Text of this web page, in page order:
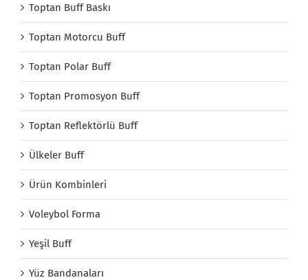
Toptan Buff Baskı
Toptan Motorcu Buff
Toptan Polar Buff
Toptan Promosyon Buff
Toptan Reflektörlü Buff
Ülkeler Buff
Ürün Kombinleri
Voleybol Forma
Yeşil Buff
Yüz Bandanaları